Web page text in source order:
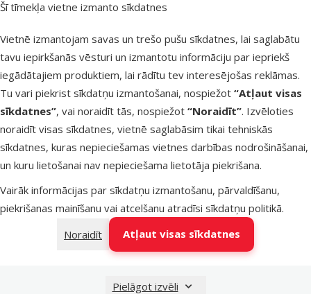
Šī tīmekļa vietne izmanto sīkdatnes
Vietnē izmantojam savas un trešo pušu sīkdatnes, lai saglabātu
tavu iepirkšanās vēsturi un izmantotu informāciju par iepriekš
iegādātajiem produktiem, lai rādītu tev interesējošas reklāmas.
Tu vari piekrist sīkdatņu izmantošanai, nospiežot “Atļaut visas
sīkdatnes”, vai noraidīt tās, nospiežot “Noraidīt”. Izvēloties
noraidīt visas sīkdatnes, vietnē saglabāsim tikai tehniskās
sīkdatnes, kuras nepieciešamas vietnes darbības nodrošināšanai,
un kuru lietošanai nav nepieciešama lietotāja piekrišana.
Vairāk informācijas par sīkdatņu izmantošanu, pārvaldīšanu,
piekrišanas mainīšanu vai atcelšanu atradīsi sīkdatņu politikā.
Noraidīt
Atļaut visas sīkdatnes
Pielāgot izvēli
Noliktavā Pievienot grozam
Digitālais
miglotājs
terārijiem -
ReptiPlanet
Digital Fogger
with timer, 4 l
Atsauksmes 0%
Cena
79,99 €